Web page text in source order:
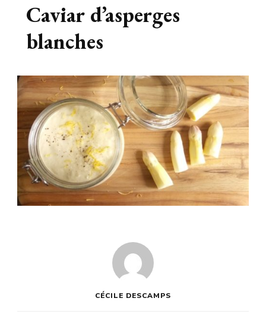
Caviar d’asperges
blanches
CÉCILE DESCAMPS